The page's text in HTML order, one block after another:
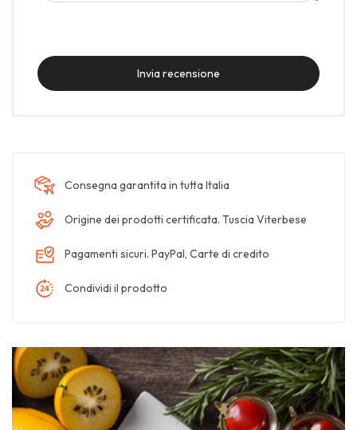
Invia recensione
Consegna garantita in tutta Italia
Origine dei prodotti certificata. Tuscia Viterbese
Pagamenti sicuri. PayPal, Carte di credito
Condividi il prodotto